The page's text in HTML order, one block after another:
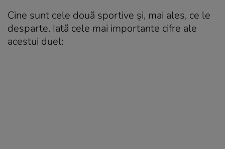
Cine sunt cele două sportive şi, mai ales, ce le
desparte. Iată cele mai importante cifre ale
acestui duel: